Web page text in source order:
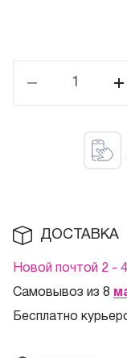
ДОСТАВКА
Новой почтой 2 -
Самовывоз из 8
Бесплатно